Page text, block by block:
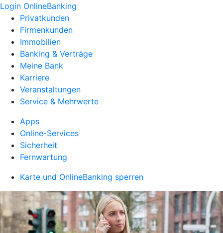
Login OnlineBanking
Privatkunden
Firmenkunden
Immobilien
Banking & Verträge
Meine Bank
Karriere
Veranstaltungen
Service & Mehrwerte
Apps
Online-Services
Sicherheit
Fernwartung
Karte und OnlineBanking sperren